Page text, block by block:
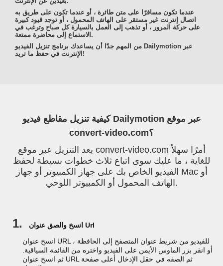
عندما تكون مسافرًا على متن طائرة ، أو عندما تكون على طريق به
اتصال إنترنت غير مستقر على الهاتف المحمول ، أو توجد قيود كبيرة
على حركة المرور ، أو تذهب إلى العمل بالسيارة كل صباح وترغب في
الاستماع إلى محاضرة ممتعة.
من المهم جدًا أن يساعدك برنامج تنزيل الفيديو Dailymotion عبر
الإنترنت في حفظ ما تريد!
كيفية تنزيل مقاطع فيديو Dailymotion عبر موقع
convert-video.com؟
يعد التنزيل عبر موقع convert-video.com أمرًا سهلاً
للغاية ، ما عليك سوى اتباع ثلاث خطوات بسيطة لحفظ
الفيديو الخاص بك على جهاز الكمبيوتر أو جهاز Mac أو
الهاتف المحمول أو الكمبيوتر اللوحي.
1.
انسخ والصق عنوان Url
انسخ عنوان URL للفيديو من شريط عنوان المتصفح إلى الحافظة ،
أو انقر بزر الماوس الأيمن على الفيديو واختره من القائمة السياقية.
ثم انسخ عنوان URL ثم الصقه في حقل الإدخال أعلى صفحة